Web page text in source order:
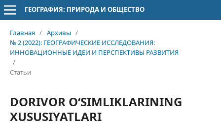
ГЕОГРАФИЯ: ПРИРОДА И ОБЩЕСТВО
Главная / Архивы /
№ 2 (2022): ГЕОГРАФИЧЕСКИЕ ИССЛЕДОВАНИЯ:
ИННОВАЦИОННЫЕ ИДЕИ И ПЕРСПЕКТИВЫ РАЗВИТИЯ
/
Статьи
DORIVOR O‘SIMLIKLARINING
XUSUSIYATLARI